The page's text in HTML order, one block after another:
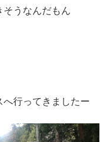
そうなんだもん
行ってきましたー